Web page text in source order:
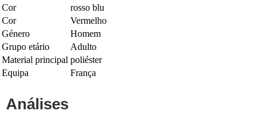
Cor
rosso blu
Cor
Vermelho
Género
Homem
Grupo etário
Adulto
Material principal poliéster
Equipa
França